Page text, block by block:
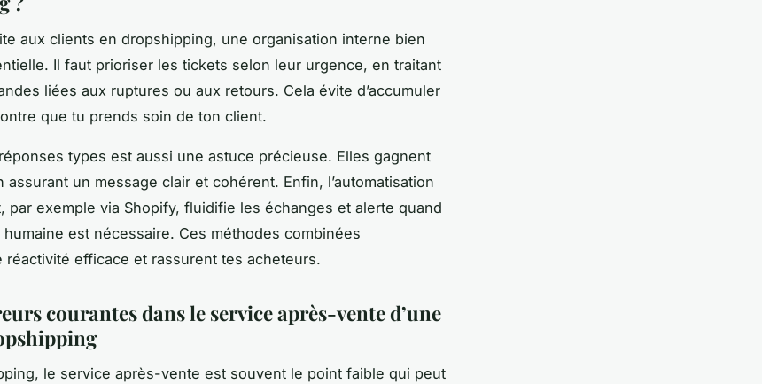
aux clients en dropshipping, une organisation interne bien
Il faut prioriser les tickets selon leur urgence, en traitant
liées aux ruptures ou aux retours. Cela évite d’accumuler
que tu prends soin de ton client.
types est aussi une astuce précieuse. Elles gagnent
assurant un message clair et cohérent. Enfin, l’automatisation
par exemple via Shopify, fluidifie les échanges et alerte quand
est nécessaire. Ces méthodes combinées
réactivité efficace et rassurent tes acheteurs.
courantes dans le service après-vente d’une
le service après-vente est souvent le point faible qui peut